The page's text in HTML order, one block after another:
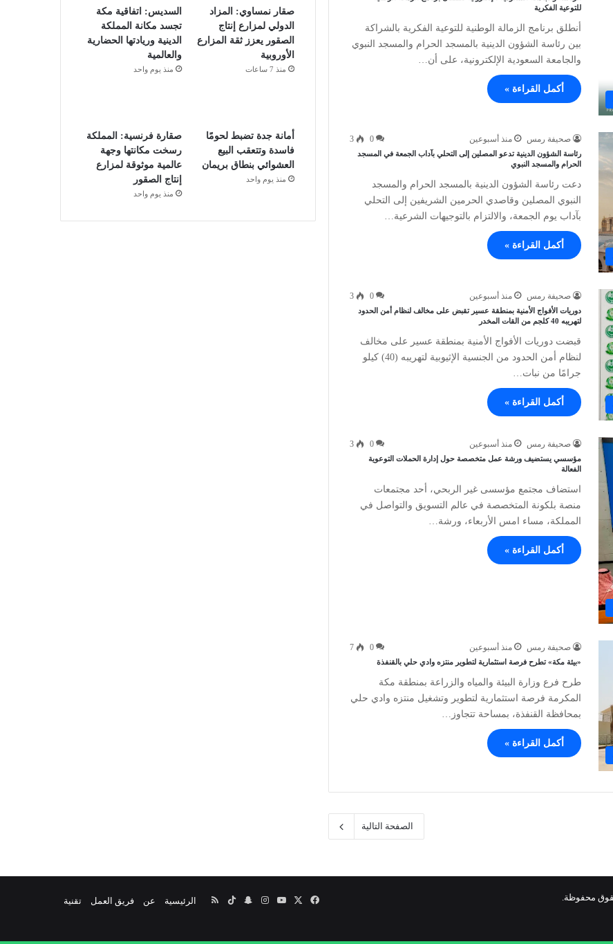
للتوعية الفكرية
أنطلق برنامج الزمالة الوطنية للتوعية الفكرية بالشراكة
بين رئاسة الشؤون الدينية بالمسجد الحرام والمسجد النبوي
والجامعة السعودية الإلكترونية، على أن…
أكمل القراءة »
صحيفة رمس منذ أسبوعين 0
3
رئاسة الشؤون الدينية تدعو المصلين إلى التحلي بآداب الجمعة في المسجد
الحرام والمسجد النبوي
دعت رئاسة الشؤون الدينية بالمسجد الحرام والمسجد
النبوي المصلين وقاصدي الحرمين الشريفين إلى التحلي
بآداب يوم الجمعة، والالتزام بالتوجيهات الشرعية…
أكمل القراءة »
صحيفة رمس منذ أسبوعين 0
3
دوريات الأفواج الأمنية بمنطقة عسير تقبض على مخالف لنظام أمن الحدود
لتهريبه 40 كلجم من القات المخدر
قبضت دوريات الأفواج الأمنية بمنطقة عسير على مخالف
لنظام أمن الحدود من الجنسية الإثيوبية لتهريبه (40) كيلو
جرامًا من نبات…
أكمل القراءة »
صحيفة رمس منذ أسبوعين 0
3
مؤسسي يستضيف ورشة عمل متخصصة حول إدارة الحملات التوعوية
الفعالة
استضاف مجتمع مؤسسى غير الربحي، أحد مجتمعات
منصة بلكونة المتخصصة في عالم التسويق والتواصل في
المملكة، مساء امس الأربعاء، ورشة…
أكمل القراءة »
صحيفة رمس منذ أسبوعين 0
7
«بيئة مكة» تطرح فرصة استثمارية لتطوير منتزه وادي حلي بالقنفذة
طرح فرع وزارة البيئة والمياه والزراعة بمنطقة مكة
المكرمة فرصة استثمارية لتطوير وتشغيل منتزه وادي حلي
بمحافظة القنفذة، بمساحة تتجاوز…
أكمل القراءة »
الصفحة التالية
صقار نمساوي: المزاد
الدولي لمزارع إنتاج
الصقور يعزز ثقة المزارع
الأوروبية
منذ 7 ساعات
السديس: اتفاقية مكة
تجسد مكانة المملكة
الدينية وريادتها الحضارية
والعالمية
منذ يوم واحد
أمانة جدة تضبط لحومًا
فاسدة وتتعقب البيع
العشوائي بنطاق بريمان
منذ يوم واحد
صقارة فرنسية: المملكة
رسخت مكانتها وجهة
عالمية موثوقة لمزارع
إنتاج الصقور
منذ يوم واحد
الرئيسية عن فريق العمل تقنية فيسبوك ‫YouTubeانستقرام
سناب ‫TikTokملخص